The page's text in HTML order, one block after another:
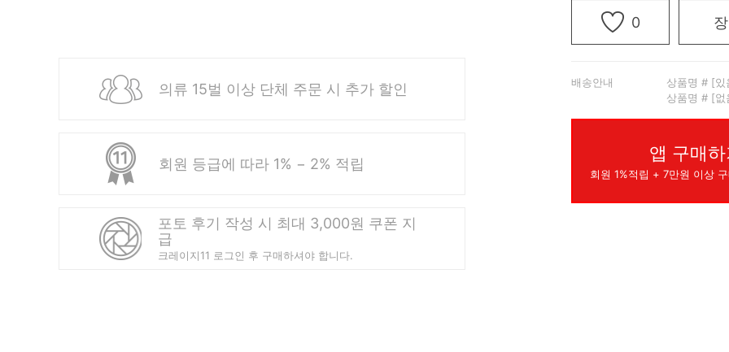
의류 15벌 이상 단체 주문 시 추가 할인
회원 등급에 따라 1% − 2% 적립
포토 후기 작성 시 최대 3,000원 쿠폰 지
급
크레이지11 로그인 후 구매하셔야 합니다.
0
배송안내
상품명 # [있
상품명 # [
앱 구매
회원 1%적립 + 7만원 이상